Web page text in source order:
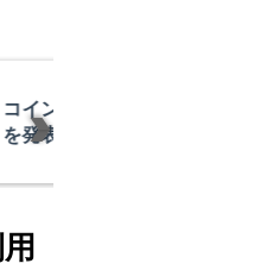
コインチェック、1銘柄の上場廃止
を発表